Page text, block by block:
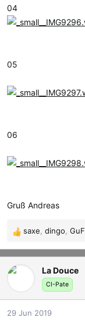
04
05
06
Gruß Andreas
R
e
a
k
n
saxe dingo GuF
La Douce
CI-Pate
29 Jun 2019